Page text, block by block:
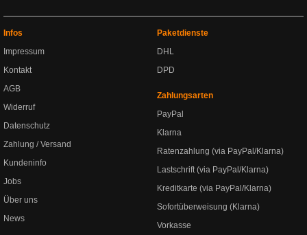
Infos
Impressum
Kontakt
AGB
Widerruf
Datenschutz
Zahlung / Versand
Kundeninfo
Jobs
Über uns
News
Paketdienste
DHL
DPD
Zahlungsarten
PayPal
Klarna
Ratenzahlung (via PayPal/Klarna)
Lastschrift (via PayPal/Klarna)
Kreditkarte (via PayPal/Klarna)
Sofortüberweisung (Klarna)
Vorkasse